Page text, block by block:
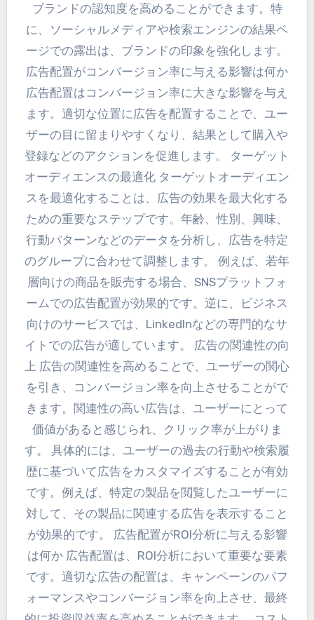
ブランドの認知度を高めることができます。特
に、ソーシャルメディアや検索エンジンの結果ペ
ージでの露出は、ブランドの印象を強化します。
広告配置がコンバージョン率に与える影響は何か
広告配置はコンバージョン率に大きな影響を与え
ます。適切な位置に広告を配置することで、ユー
ザーの目に留まりやすくなり、結果として購入や
登録などのアクションを促進します。 ターゲット
オーディエンスの最適化 ターゲットオーディエン
スを最適化することは、広告の効果を最大化する
ための重要なステップです。年齢、性別、興味、
行動パターンなどのデータを分析し、広告を特定
のグループに合わせて調整します。 例えば、若年
層向けの商品を販売する場合、SNSプラットフォ
ームでの広告配置が効果的です。逆に、ビジネス
向けのサービスでは、LinkedInなどの専門的なサ
イトでの広告が適しています。 広告の関連性の向
上 広告の関連性を高めることで、ユーザーの関心
を引き、コンバージョン率を向上させることがで
きます。関連性の高い広告は、ユーザーにとって
価値があると感じられ、クリック率が上がりま
す。 具体的には、ユーザーの過去の行動や検索履
歴に基づいて広告をカスタマイズすることが有効
です。例えば、特定の製品を閲覧したユーザーに
対して、その製品に関連する広告を表示すること
が効果的です。 広告配置がROI分析に与える影響
は何か 広告配置は、ROI分析において重要な要素
です。適切な広告の配置は、キャンペーンのパフ
ォーマンスやコンバージョン率を向上させ、最終